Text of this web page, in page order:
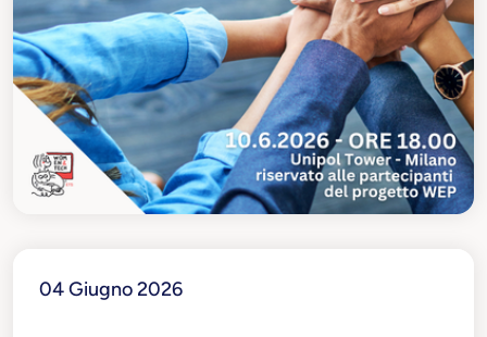
04 Giugno 2026